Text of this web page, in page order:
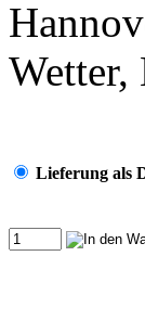
Lieferung als